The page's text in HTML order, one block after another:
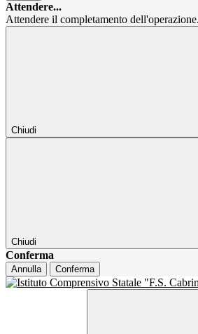
Attendere...
Attendere il completamento
Chiudi
Chiudi
Conferma
Annulla Conferma